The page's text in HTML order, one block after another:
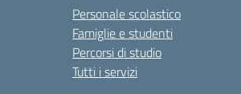
Personale scolastico
Famiglie e studenti
Percorsi di studio
Tutti i servizi